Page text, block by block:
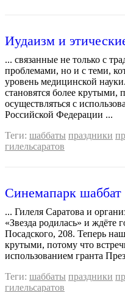
Иудаизм и
... связанные не только с
проблемами, но и с теми,
уровень медицинской
становятся более крутыми,
осуществляться с
Российской Федерации ...
Теги: шаббаты праздники
гилельсаратов
Синeмапарк шаббат
... Гилеля Саратова и
«Звезда родилась» и ждёте
Посадского, 208. Теперь
крутыми, потому что
использованием гранта
Теги: шаббаты праздники
гилельсаратов